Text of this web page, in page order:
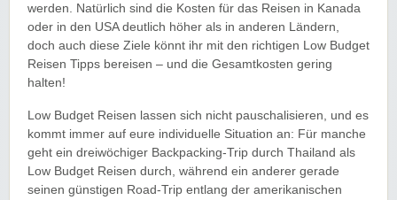
werden. Natürlich sind die Kosten für das Reisen in Kanada
oder in den USA deutlich höher als in anderen Ländern,
doch auch diese Ziele könnt ihr mit den richtigen Low Budget
Reisen Tipps bereisen – und die Gesamtkosten gering
halten!
Low Budget Reisen lassen sich nicht pauschalisieren, und es
kommt immer auf eure individuelle Situation an: Für manche
geht ein dreiwöchiger Backpacking-Trip durch Thailand als
Low Budget Reisen durch, während ein anderer gerade
seinen günstigen Road-Trip entlang der amerikanischen